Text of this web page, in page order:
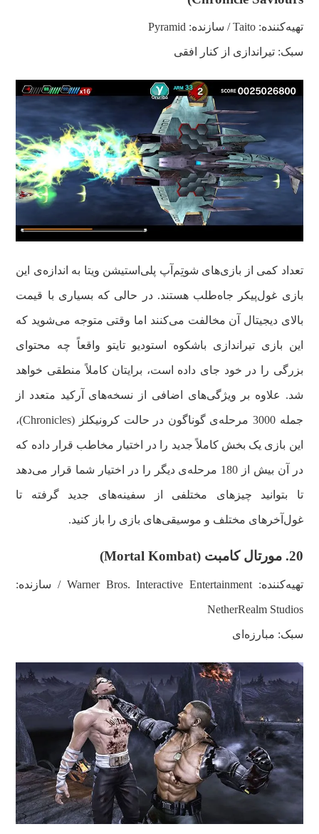
تهیه‌کننده: Taito / سازنده: Pyramid
سبک: تیراندازی از کنار افقی
تعداد کمی از بازی‌های شوتِم‌آپ پلی‌استیشن ویتا به اندازه‌ی این
بازی غول‌پیکر جاه‌طلب هستند. در حالی که بسیاری با قیمت
بالای دیجیتال آن مخالفت می‌کنند اما وقتی متوجه می‌شوید که
این بازی تیراندازی باشکوه استودیو تایتو واقعاً چه محتوای
بزرگی را در خود جای داده است، برایتان کاملاً منطقی خواهد
شد. علاوه بر ویژگی‌های اضافی از نسخه‌های آرکید متعدد از
جمله 3000 مرحله‌ی گوناگون در حالت کرونیکلز (Chronicles)،
این بازی یک بخش کاملاً جدید را در اختیار مخاطب قرار داده که
در آن بیش از 180 مرحله‌ی دیگر را در اختیار شما قرار می‌دهد
تا بتوانید چیزهای مختلفی از سفینه‌های جدید گرفته تا
غول‌‌آخرهای مختلف و موسیقی‌های بازی را باز کنید.
20. مورتال کامبت (Mortal Kombat
)
تهیه‌کننده: Warner Bros. Interactive Entertainment / سازنده:
NetherRealm Studios
سبک: مبارزه‌ای